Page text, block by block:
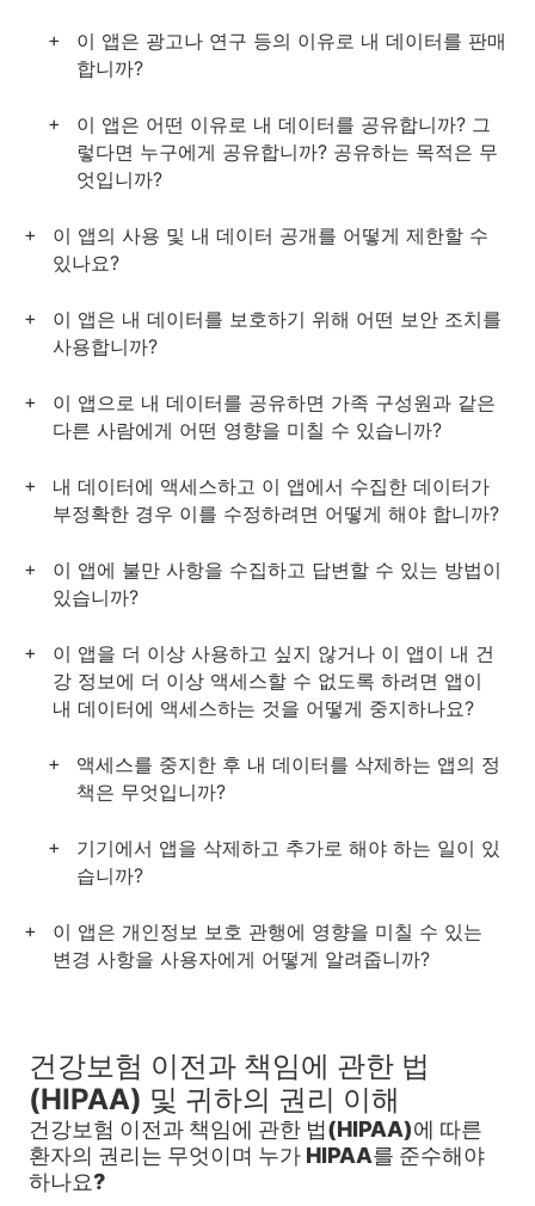
이 앱은 광고나 연구 등의 이유로 내 데이터를 판매
합니까?
이 앱은 어떤 이유로 내 데이터를 공유합니까? 그
렇다면 누구에게 공유합니까? 공유하는 목적은 무
엇입니까?
이 앱의 사용 및 내 데이터 공개를 어떻게 제한할 수
있나요?
이 앱은 내 데이터를 보호하기 위해 어떤 보안 조치를
사용합니까?
이 앱으로 내 데이터를 공유하면 가족 구성원과 같은
다른 사람에게 어떤 영향을 미칠 수 있습니까?
내 데이터에 액세스하고 이 앱에서 수집한 데이터가
부정확한 경우 이를 수정하려면 어떻게 해야 합니까?
이 앱에 불만 사항을 수집하고 답변할 수 있는 방법이
있습니까?
이 앱을 더 이상 사용하고 싶지 않거나 이 앱이 내 건
강 정보에 더 이상 액세스할 수 없도록 하려면 앱이
내 데이터에 액세스하는 것을 어떻게 중지하나요?
액세스를 중지한 후 내 데이터를 삭제하는 앱의 정
책은 무엇입니까?
기기에서 앱을 삭제하고 추가로 해야 하는 일이 있
습니까?
이 앱은 개인정보 보호 관행에 영향을 미칠 수 있는
변경 사항을 사용자에게 어떻게 알려줍니까?
건강보험 이전과 책임에 관한 법
(HIPAA) 및 귀하의 권리 이해
건강보험 이전과 책임에 관한 법(HIPAA)에 따른
환자의 권리는 무엇이며 누가 HIPAA를 준수해야
하나요?